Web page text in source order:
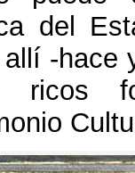
del
-hace
ricos